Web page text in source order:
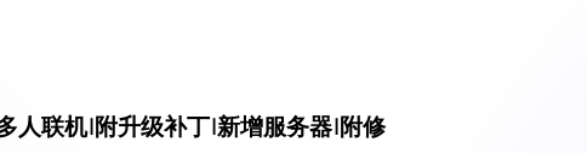
人联机|附升级补丁|新增服务器|附修